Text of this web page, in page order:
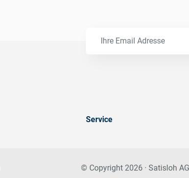
Service
© Copyright 2026 · Satisloh